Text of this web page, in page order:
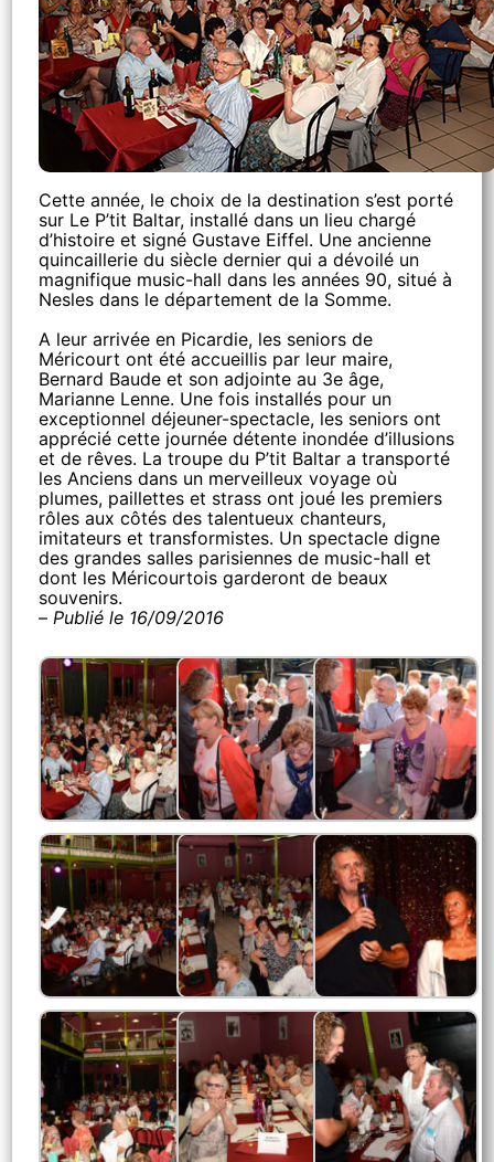
Cette année, le choix de la destination s’est porté
sur Le P’tit Baltar, installé dans un lieu chargé
d’histoire et signé Gustave Eiffel. Une ancienne
quincaillerie du siècle dernier qui a dévoilé un
magnifique music-hall dans les années 90, situé à
Nesles dans le département de la Somme.
A leur arrivée en Picardie, les seniors de
Méricourt ont été accueillis par leur maire,
Bernard Baude et son adjointe au 3e âge,
Marianne Lenne. Une fois installés pour un
exceptionnel déjeuner-spectacle, les seniors ont
apprécié cette journée détente inondée d’illusions
et de rêves. La troupe du P’tit Baltar a transporté
les Anciens dans un merveilleux voyage où
plumes, paillettes et strass ont joué les premiers
rôles aux côtés des talentueux chanteurs,
imitateurs et transformistes. Un spectacle digne
des grandes salles parisiennes de music-hall et
dont les Méricourtois garderont de beaux
souvenirs.
–Publié le 16/09/2016